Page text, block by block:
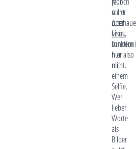
nicht
über
Likes,
sondern
nur
mit
einem
Selfie.
Wer
lieber
Worte
als
Bilder
stiller
sein,
hier also
nicht.